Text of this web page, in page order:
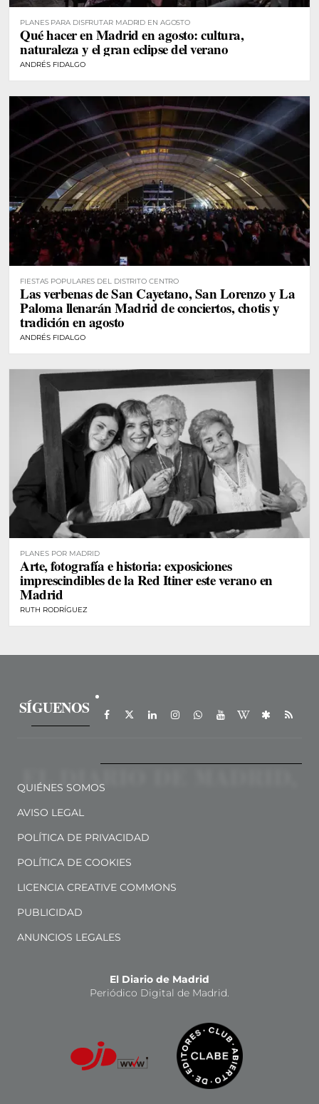
PLANES PARA DISFRUTAR MADRID EN AGOSTO
Qué hacer en Madrid en agosto: cultura,
naturaleza y el gran eclipse del verano
ANDRÉS FIDALGO
FIESTAS POPULARES DEL DISTRITO CENTRO
Las verbenas de San Cayetano, San Lorenzo y La
Paloma llenarán Madrid de conciertos, chotis y
tradición en agosto
ANDRÉS FIDALGO
PLANES POR MADRID
Arte, fotografía e historia: exposiciones
imprescindibles de la Red Itiner este verano en
Madrid
RUTH RODRÍGUEZ
SÍGUENOS
QUIÉNES SOMOS
AVISO LEGAL
POLÍTICA DE PRIVACIDAD
POLÍTICA DE COOKIES
LICENCIA CREATIVE COMMONS
PUBLICIDAD
ANUNCIOS LEGALES
El Diario de Madrid
Periódico Digital de Madrid.